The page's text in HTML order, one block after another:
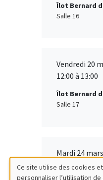
Îlot Bernard
Salle 16
Vendredi 20
12:00 à 13:00
Îlot Bernard
Salle 17
Mardi 24
14:00 à 15:30
Ce site utilise des cookies
personnaliser l’utilisation